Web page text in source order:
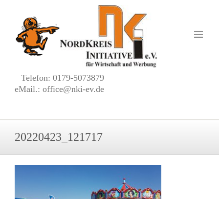
springen
Telefon: 0179-5073879
eMail.: office@nki-ev.de
20220423_121717